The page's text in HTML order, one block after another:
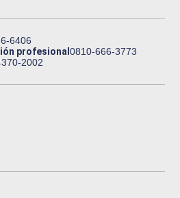
6406
profesional0810-666-3773
2002